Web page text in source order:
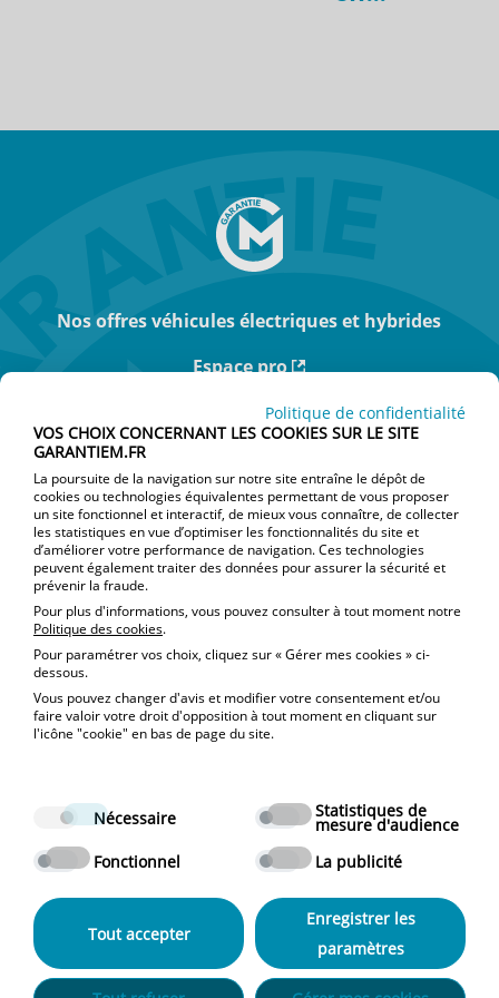
Nos offres véhicules électriques et hybrides
Espace pro
Actualités
Je souhaite souscrire un nouveau contrat
Je veux résilier mon contrat
Contact
© 2024 Garantie M, tous droits réservés.
Mentions légales
Politique de données personnelles
Politique de confidentialité
Avertissement phishing
Politique de confidentialité
VOS CHOIX CONCERNANT LES COOKIES SUR LE SITE
GARANTIEM.FR
La poursuite de la navigation sur notre site entraîne le dépôt de
cookies ou technologies équivalentes permettant de vous proposer
un site fonctionnel et interactif, de mieux vous connaître, de collecter
les statistiques en vue d’optimiser les fonctionnalités du site et
d’améliorer votre performance de navigation. Ces technologies
peuvent également traiter des données pour assurer la sécurité et
prévenir la fraude.
Pour plus d'informations, vous pouvez consulter à tout moment notre
Politique des cookies.
Pour paramétrer vos choix, cliquez sur « Gérer mes cookies » ci-
dessous.
Vous pouvez changer d'avis et modifier votre consentement et/ou
faire valoir votre droit d'opposition à tout moment en cliquant sur
l'icône "cookie" en bas de page du site.
Nécessaire Statistiques de
mesure d'audience
Fonctionnel
La publicité
Tout accepter
Enregistrer les
paramètres